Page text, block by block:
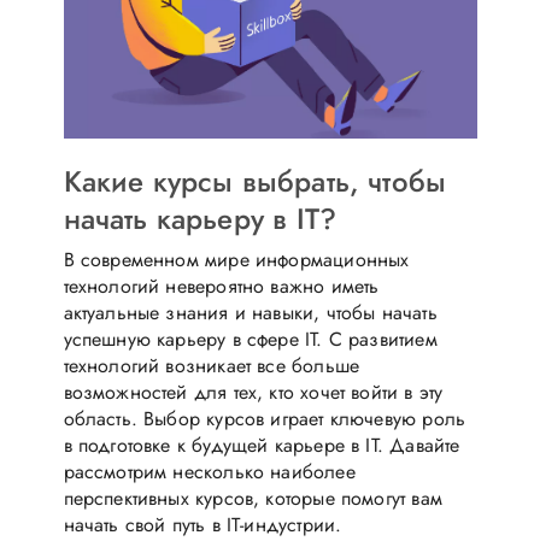
Какие курсы выбрать, чтобы
начать карьеру в IT?
В современном мире информационных
технологий невероятно важно иметь
актуальные знания и навыки, чтобы начать
успешную карьеру в сфере IT. С развитием
технологий возникает все больше
возможностей для тех, кто хочет войти в эту
область. Выбор курсов играет ключевую роль
в подготовке к будущей карьере в IT. Давайте
рассмотрим несколько наиболее
перспективных курсов, которые помогут вам
начать свой путь в IT-индустрии.